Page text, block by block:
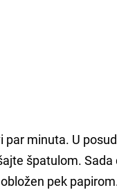
minuta. U
špatulom.
pek